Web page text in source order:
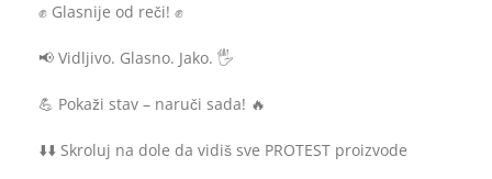
✊ Glasnije od reči! ✊
📢 Vidljivo. Glasno. Jako. 🖐
💪 Pokaži stav – naruči sada! 🔥
⬇️⬇️ Skroluj na dole da vidiš sve PROTEST proizvode